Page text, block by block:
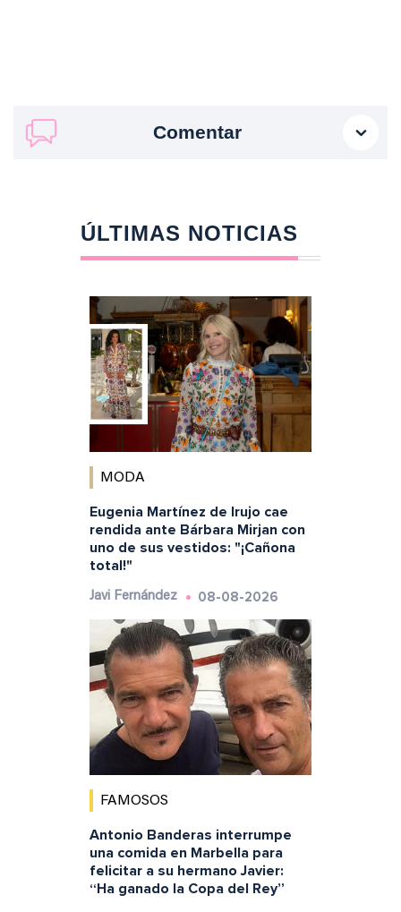
Comentar
ÚLTIMAS NOTICIAS
MODA
Eugenia Martínez de Irujo cae
rendida ante Bárbara Mirjan con
uno de sus vestidos: "¡Cañona
total!"
Javi Fernández 08-08-2026
FAMOSOS
Antonio Banderas interrumpe
una comida en Marbella para
felicitar a su hermano Javier:
“Ha ganado la Copa del Rey”